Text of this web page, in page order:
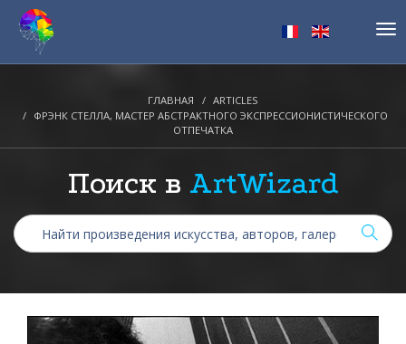
ГЛАВНАЯ
ARTICLES
ФРЭНК СТЕЛЛА, МАСТЕР АБСТРАКТНОГО ЭКСПРЕССИОНИСТИЧЕСКОГО
ОТПЕЧАТКА
Поиск в ArtWizard